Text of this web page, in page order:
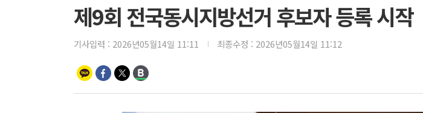
제9회 전국동시지방선거 후보자 등록 시작
기사입력 : 2026년05월14일 11:11 최종수정 : 2026년05월14일 11:12